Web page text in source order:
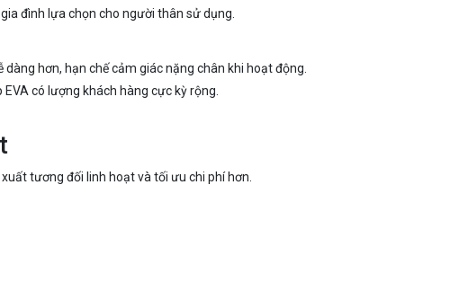
đình lựa chọn cho người thân sử dụng.
hơn, hạn chế cảm giác nặng chân khi hoạt động.
có lượng khách hàng cực kỳ rộng.
tương đối linh hoạt và tối ưu chi phí hơn.